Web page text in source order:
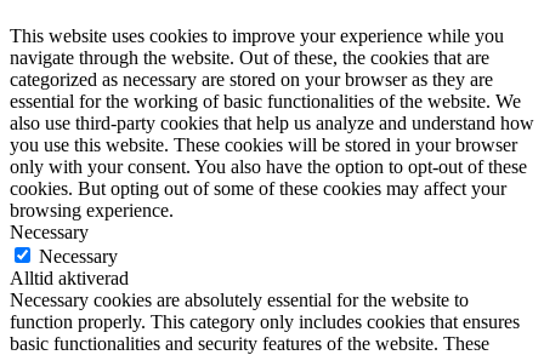
This website uses cookies to improve your experience while you
navigate through the website. Out of these, the cookies that are
categorized as necessary are stored on your browser as they are
essential for the working of basic functionalities of the website. We
also use third-party cookies that help us analyze and understand how
you use this website. These cookies will be stored in your browser
only with your consent. You also have the option to opt-out of these
cookies. But opting out of some of these cookies may affect your
browsing experience.
Necessary
Necessary
Alltid aktiverad
Necessary cookies are absolutely essential for the website to
function properly. This category only includes cookies that ensures
basic functionalities and security features of the website. These